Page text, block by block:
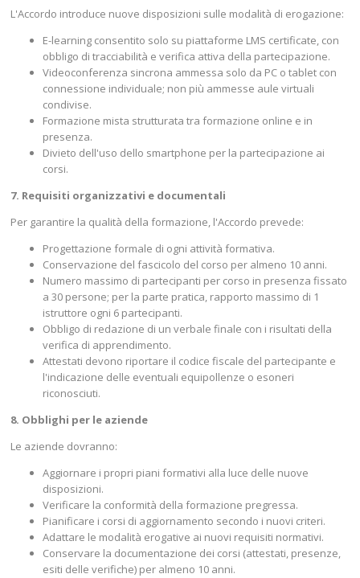
L'Accordo introduce nuove disposizioni sulle modalità di erogazione:
E-learning consentito solo su piattaforme LMS certificate, con
obbligo di tracciabilità e verifica attiva della partecipazione.
Videoconferenza sincrona ammessa solo da PC o tablet con
connessione individuale; non più ammesse aule virtuali
condivise.
Formazione mista strutturata tra formazione online e in
presenza.
Divieto dell'uso dello smartphone per la partecipazione ai
corsi.
7. Requisiti organizzativi e documentali
Per garantire la qualità della formazione, l'Accordo prevede:
Progettazione formale di ogni attività formativa.
Conservazione del fascicolo del corso per almeno 10 anni.
Numero massimo di partecipanti per corso in presenza fissato
a 30 persone; per la parte pratica, rapporto massimo di 1
istruttore ogni 6 partecipanti.
Obbligo di redazione di un verbale finale con i risultati della
verifica di apprendimento.
Attestati devono riportare il codice fiscale del partecipante e
l'indicazione delle eventuali equipollenze o esoneri
riconosciuti.
8. Obblighi per le aziende
Le aziende dovranno:
Aggiornare i propri piani formativi alla luce delle nuove
disposizioni.
Verificare la conformità della formazione pregressa.
Pianificare i corsi di aggiornamento secondo i nuovi criteri.
Adattare le modalità erogative ai nuovi requisiti normativi.
Conservare la documentazione dei corsi (attestati, presenze,
esiti delle verifiche) per almeno 10 anni.